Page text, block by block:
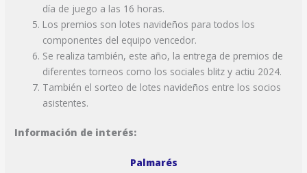
día de juego a las 16 horas.
Los premios son lotes navideños para todos los
componentes del equipo vencedor.
Se realiza también, este año, la entrega de premios de
diferentes torneos como los sociales blitz y actiu 2024.
También el sorteo de lotes navideños entre los socios
asistentes.
Información de interés:
Palmarés